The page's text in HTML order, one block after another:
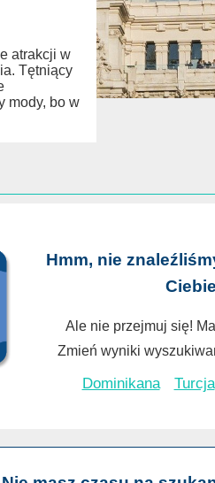
atrakcji w
Tętniący
mody, bo w
Hmm, nie
Ale nie przejmuj się!
Zmień wyniki
Dominikana Turcja